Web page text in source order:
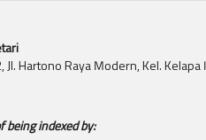
Jl. Hartono Raya Modern, Kel.
being indexed by: